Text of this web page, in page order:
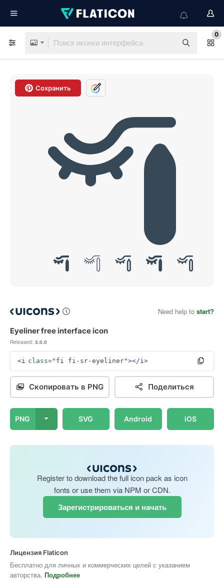
0
Сохранить
Need help to start?
Eyeliner free interface icon
Released: 3.0.0
<i class="fi fi-sr-eyeliner"></i>
Скопировать в PNG Поделиться
PNG SVG Android iOS
Register to download the full icon pack as icon
fonts or use them via NPM or CDN.
Зарегистрироваться и начать
Лицензия Flaticon
Бесплатно для личных и коммерческих целей с указанием
авторства. Подробнее